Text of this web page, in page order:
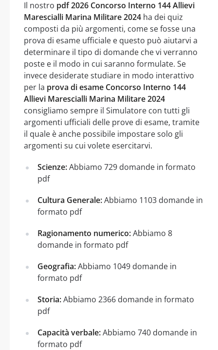
Il nostro pdf 2026 Concorso Interno 144 Allievi
Marescialli Marina Militare 2024 ha dei quiz
composti da più argomenti, come se fosse una
prova di esame ufficiale e questo può aiutarvi a
determinare il tipo di domande che vi verranno
poste e il modo in cui saranno formulate. Se
invece desiderate studiare in modo interattivo
per la prova di esame Concorso Interno 144
Allievi Marescialli Marina Militare 2024
consigliamo sempre il Simulatore con tutti gli
argomenti ufficiali delle prove di esame, tramite
il quale è anche possibile impostare solo gli
argomenti su cui volete esercitarvi.
Scienze:Abbiamo 729 domande in formato
pdf
Cultura Generale:Abbiamo 1103 domande in
formato pdf
Ragionamento numerico:Abbiamo 8
domande in formato pdf
Geografia:Abbiamo 1049 domande in
formato pdf
Storia:Abbiamo 2366 domande in formato
pdf
Capacità verbale:Abbiamo 740 domande in
formato pdf